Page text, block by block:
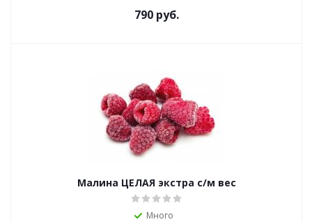
790 руб.
Малина ЦЕЛАЯ экстра с/м вес
Много